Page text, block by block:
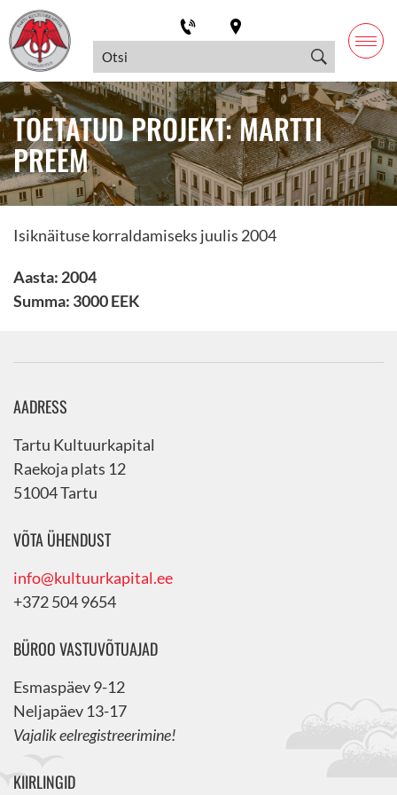
TOETATUD PROJEKT: MARTTI
PREEM
Isiknäituse korraldamiseks juulis 2004
Aasta: 2004
Summa: 3000 EEK
AADRESS
Tartu Kultuurkapital
Raekoja plats 12
51004 Tartu
VÕTA ÜHENDUST
info@kultuurkapital.ee
+372 504 9654
BÜROO VASTUVÕTUAJAD
Esmaspäev 9-12
Neljapäev 13-17
Vajalik eelregistreerimine!
KIIRLINGID